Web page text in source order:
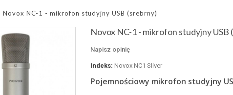
Novox NC-1 - mikrofon studyjny USB (srebrny)
Novox NC-1 - mikrofon studyjny USB
Napisz opinię
Indeks: Novox NC1 Sliver
Pojemnościowy mikrofon studyjny